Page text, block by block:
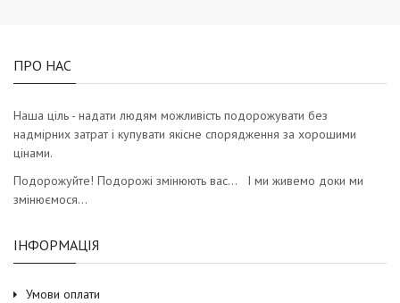
ПРО НАС
Наша ціль - надати людям можливість подорожувати без
надмірних затрат і купувати якісне спорядження за хорошими
цінами.
Подорожуйте! Подорожі змінюють вас… І ми живемо доки ми
змінюємося…
ІНФОРМАЦІЯ
Умови оплати